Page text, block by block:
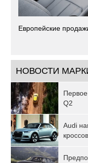
Европейские
НОВОСТИ
Q2
Audi